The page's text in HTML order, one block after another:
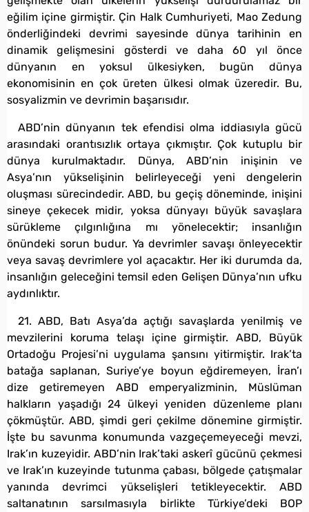
eğilim içine girmiştir. Çin Halk Cumhuriyeti, Mao Zedung
önderliğindeki devrimi sayesinde dünya tarihinin en
dinamik gelişmesini gösterdi ve daha 60 yıl önce
dünyanın en yoksul ülkesiyken, bugün dünya
ekonomisinin en çok üreten ülkesi olmak üzeredir. Bu,
sosyalizmin ve devrimin başarısıdır.
ABD’nin dünyanın tek efendisi olma iddiasıyla gücü
arasındaki orantısızlık ortaya çıkmıştır. Çok kutuplu bir
dünya kurulmaktadır. Dünya, ABD’nin inişinin ve
Asya’nın yükselişinin belirleyeceği yeni dengelerin
oluşması sürecindedir. ABD, bu geçiş döneminde, inişini
sineye çekecek midir, yoksa dünyayı büyük savaşlara
sürükleme çılgınlığına mı yönelecektir; insanlığın
önündeki sorun budur. Ya devrimler savaşı önleyecektir
veya savaş devrimlere yol açacaktır. Her iki durumda da,
insanlığın geleceğini temsil eden Gelişen Dünya’nın ufku
aydınlıktır.
21. ABD, Batı Asya’da açtığı savaşlarda yenilmiş ve
mevzilerini koruma telaşı içine girmiştir. ABD, Büyük
Ortadoğu Projesi’ni uygulama şansını yitirmiştir. Irak’ta
batağa saplanan, Suriye’ye boyun eğdiremeyen, İran’ı
dize getiremeyen ABD emperyalizminin, Müslüman
halkların yaşadığı 24 ülkeyi yeniden düzenleme planı
çökmüştür. ABD, şimdi geri çekilme dönemine girmiştir.
İşte bu savunma konumunda vazgeçemeyeceği mevzi,
Irak’ın kuzeyidir. ABD’nin Irak’taki askerî gücünü çekmesi
ve Irak’ın kuzeyinde tutunma çabası, bölgede çatışmalar
yanında devrimci yükselişleri tetikleyecektir. ABD
saltanatının sarsılmasıyla birlikte Türkiye’deki BOP